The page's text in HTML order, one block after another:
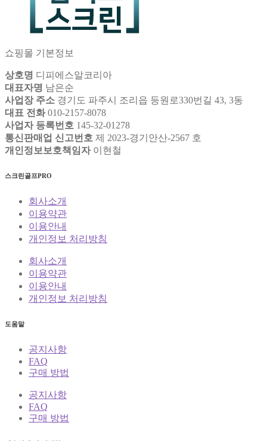
쇼핑몰 기본정보
상호명 디피에스알코리아
대표자명 남은순
사업장 주소 경기도 파주시 조리읍 등원로330번길 43, 3동
대표 전화010-2157-8078
사업자 등록번호 145-32-01278
통신판매업 신고번호 제 2023-경기안산-2567 호
개인정보보호책임자이현철
스크린골프PRO
회사소개
이용약관
이용안내
개인정보 처리방침
회사소개
이용약관
이용안내
개인정보 처리방침
도움말
공지사항
FAQ
구매 방법
공지사항
FAQ
구매 방법